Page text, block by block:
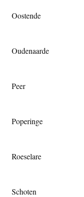
Oostende
Oudenaarde
Peer
Poperinge
Roeselare
Schoten